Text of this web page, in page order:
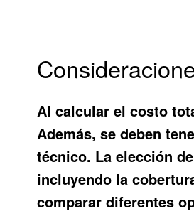
Al calcular el costo
Además, se deben
técnico. La elección
incluyendo la
comparar diferentes